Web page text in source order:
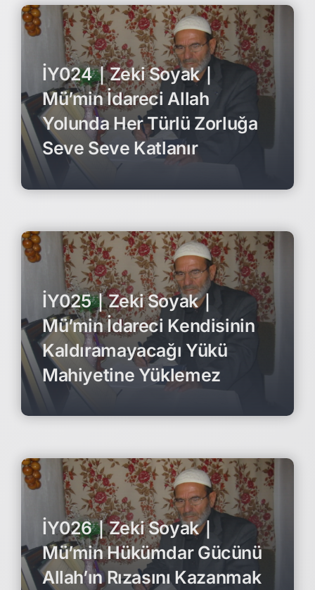
İY024｜Zeki Soyak｜
Mü’min İdareci Allah
Yolunda Her Türlü Zorluğa
Seve Seve Katlanır
İY025｜Zeki Soyak｜
Mü’min İdareci Kendisinin
Kaldıramayacağı Yükü
Mahiyetine Yüklemez
İY026｜Zeki Soyak｜
Mü’min Hükümdar Gücünü
Allah’ın Rızasını Kazanmak